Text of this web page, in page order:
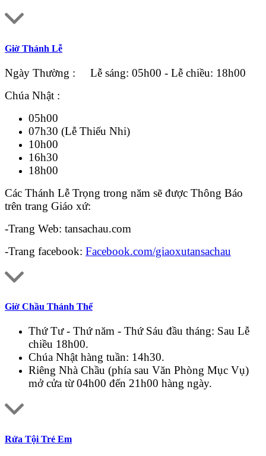
Giờ Thánh Lễ
Ngày Thường : Lễ sáng: 05h00 - Lễ chiều: 18h00
Chúa Nhật :
05h00
07h30 (Lễ Thiếu Nhi)
10h00
16h30
18h00
Các Thánh Lễ Trọng trong năm sẽ được Thông Báo
trên trang Giáo xứ:
-Trang Web: tansachau.com
-Trang facebook: Facebook.com/giaoxutansachau
Giờ Chầu Thánh Thể
Thứ Tư - Thứ năm - Thứ Sáu đầu tháng: Sau Lễ
chiều 18h00.
Chúa Nhật hàng tuần: 14h30.
Riêng Nhà Chầu (phía sau Văn Phòng Mục Vụ)
mở cửa từ 04h00 đến 21h00 hàng ngày.
Rửa Tội Trẻ Em